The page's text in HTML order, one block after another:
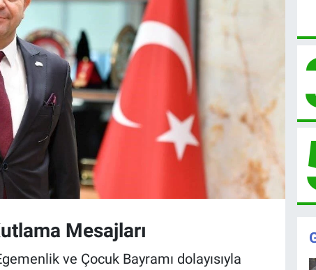
Mesajları
ve Çocuk Bayramı dolayısıyla